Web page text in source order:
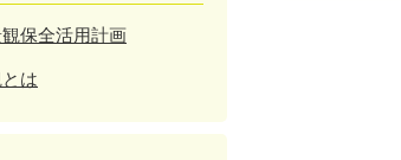
保全活用計画
は